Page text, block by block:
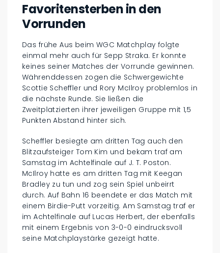
Favoritensterben in den
Vorrunden
Das frühe Aus beim WGC Matchplay folgte
einmal mehr auch für Sepp Straka. Er konnte
keines seiner Matches der Vorrunde gewinnen.
Währenddessen zogen die Schwergewichte
Scottie Scheffler und Rory McIlroy problemlos in
die nächste Runde. Sie ließen die
Zweitplatzierten ihrer jeweiligen Gruppe mit 1,5
Punkten Abstand hinter sich.
Scheffler besiegte am dritten Tag auch den
Blitzaufsteiger Tom Kim und bekam traf am
Samstag im Achtelfinale auf J. T. Poston.
McIlroy hatte es am dritten Tag mit Keegan
Bradley zu tun und zog sein Spiel unbeirrt
durch. Auf Bahn 16 beendete er das Match mit
einem Birdie-Putt vorzeitig. Am Samstag traf er
im Achtelfinale auf Lucas Herbert, der ebenfalls
mit einem Ergebnis von 3-0-0 eindrucksvoll
seine Matchplaystärke gezeigt hatte.